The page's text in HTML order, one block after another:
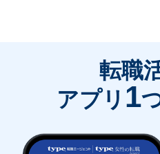
転職
アプリ 1